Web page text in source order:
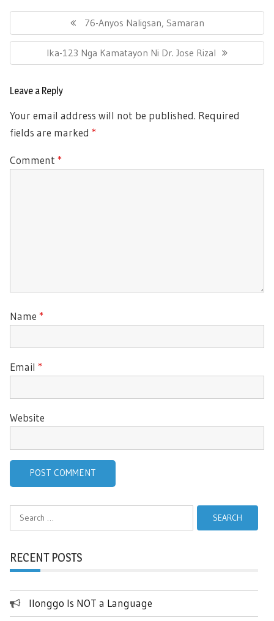
Previous
Post:
76-Anyos Naligsan, Samaran
Next
Post:
Ika-123 Nga Kamatayon Ni Dr. Jose Rizal
Leave a Reply
Your email address will not be published. Required
fields are marked *
Comment *
Name *
Email *
Website
Search
for:
RECENT POSTS
Ilonggo Is NOT a Language